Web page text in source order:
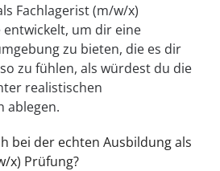
Fachlagerist (m/w/x)
um dir eine
zu bieten, die es dir
zu fühlen, als würdest du die
realistischen
ablegen.
bei der echten Ausbildung als
x) Prüfung?